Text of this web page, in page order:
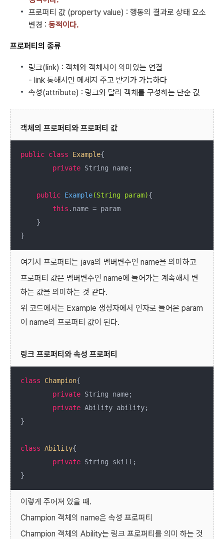
프로퍼티 값 (property value) : 행동의 결과로 상태 요소
변경 : 동적이다.
프로퍼티의 종류
링크(link) : 객체와 객체사이 의미있는 연결
- link 통해서만 메세지 주고 받기가 가능하다
속성(attribute) : 링크와 달리 객체를 구성하는 단순 값
객체의 프로퍼티와 프로퍼티 값
public class Example{
private String name;
public Example(String param){
this .name = param
    }
}
여기서 프로퍼티는 java의 멤버변수인 name을 의미하고
프로퍼티 값은 멤버변수인 name에 들어가는 계속해서 변
하는 값을 의미하는 것 같다.
위 코드에서는 Example 생성자에서 인자로 들어온 param
이 name의 프로퍼티 값이 된다.
링크 프로퍼티와 속성 프로퍼티
class Champion{
private String name;
private Ability ability;
}
class Ability{
private String skill;
}
이렇게 주어져 있을 때.
Champion 객체의 name은 속성 프로퍼티
Champion 객체의 Ability는 링크 프로퍼티를 의미 하는 것